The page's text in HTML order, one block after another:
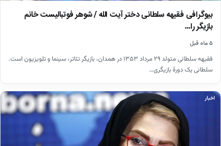
بیوگرافی فقیهه سلطانی دختر آیت الله / شوهر فوتبالیست خانم
بازیگر را…
۵ ماه قبل
فقیهه سلطانی متولد ۲۹ مرداد ۱۳۵۳ در همدان، بازیگر تئاتر، سینما و تلویزیون است.
سلطانی یک دورهٔ بازیگری…
اخبار